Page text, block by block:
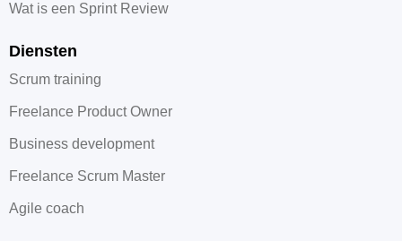
Wat is een Sprint Review
Diensten
Scrum training
Freelance Product Owner
Business development
Freelance Scrum Master
Agile coach